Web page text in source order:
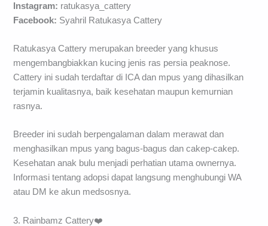
Instagram: ratukasya_cattery
Facebook: Syahril Ratukasya Cattery
Ratukasya Cattery merupakan breeder yang khusus
mengembangbiakkan kucing jenis ras persia peaknose.
Cattery ini sudah terdaftar di ICA dan mpus yang dihasilkan
terjamin kualitasnya, baik kesehatan maupun kemurnian
rasnya.
Breeder ini sudah berpengalaman dalam merawat dan
menghasilkan mpus yang bagus-bagus dan cakep-cakep.
Kesehatan anak bulu menjadi perhatian utama ownernya.
Informasi tentang adopsi dapat langsung menghubungi WA
atau DM ke akun medsosnya.
3. Rainbamz Cattery❤️